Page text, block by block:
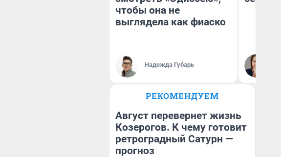
чтобы она не
выглядела как фиаско
Надежда Губарь
РЕКОМЕНДУЕМ
Август перевернет жизнь
Козерогов. К чему готовит
ретроградный Сатурн —
прогноз